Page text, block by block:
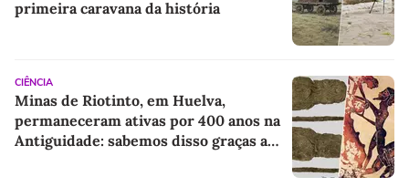
primeira caravana da história
CIÊNCIA
Minas de Riotinto, em Huelva,
permaneceram ativas por 400 anos na
Antiguidade: sabemos disso graças a